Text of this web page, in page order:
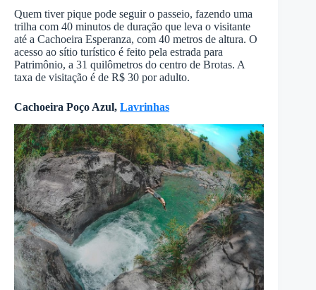
Quem tiver pique pode seguir o passeio, fazendo uma
trilha com 40 minutos de duração que leva o visitante
até a Cachoeira Esperanza, com 40 metros de altura. O
acesso ao sítio turístico é feito pela estrada para
Patrimônio, a 31 quilômetros do centro de Brotas. A
taxa de visitação é de R$ 30 por adulto.
Cachoeira Poço Azul, Lavrinhas